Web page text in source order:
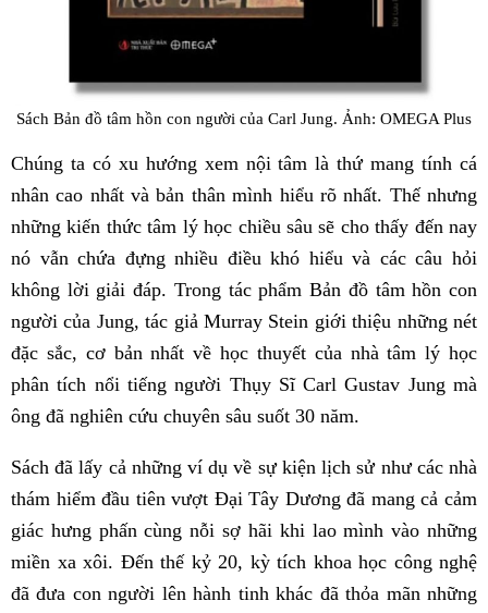
Sách Bản đồ tâm hồn con người của Carl Jung. Ảnh: OMEGA Plus
Chúng ta có xu hướng xem nội tâm là thứ mang tính cá
nhân cao nhất và bản thân mình hiểu rõ nhất. Thế nhưng
những kiến thức tâm lý học chiều sâu sẽ cho thấy đến nay
nó vẫn chứa đựng nhiều điều khó hiểu và các câu hỏi
không lời giải đáp. Trong tác phẩm Bản đồ tâm hồn con
người của Jung, tác giả Murray Stein giới thiệu những nét
đặc sắc, cơ bản nhất về học thuyết của nhà tâm lý học
phân tích nổi tiếng người Thụy Sĩ Carl Gustav Jung mà
ông đã nghiên cứu chuyên sâu suốt 30 năm.
Sách đã lấy cả những ví dụ về sự kiện lịch sử như các nhà
thám hiểm đầu tiên vượt Đại Tây Dương đã mang cả cảm
giác hưng phấn cùng nỗi sợ hãi khi lao mình vào những
miền xa xôi. Đến thế kỷ 20, kỳ tích khoa học công nghệ
đã đưa con người lên hành tinh khác đã thỏa mãn những